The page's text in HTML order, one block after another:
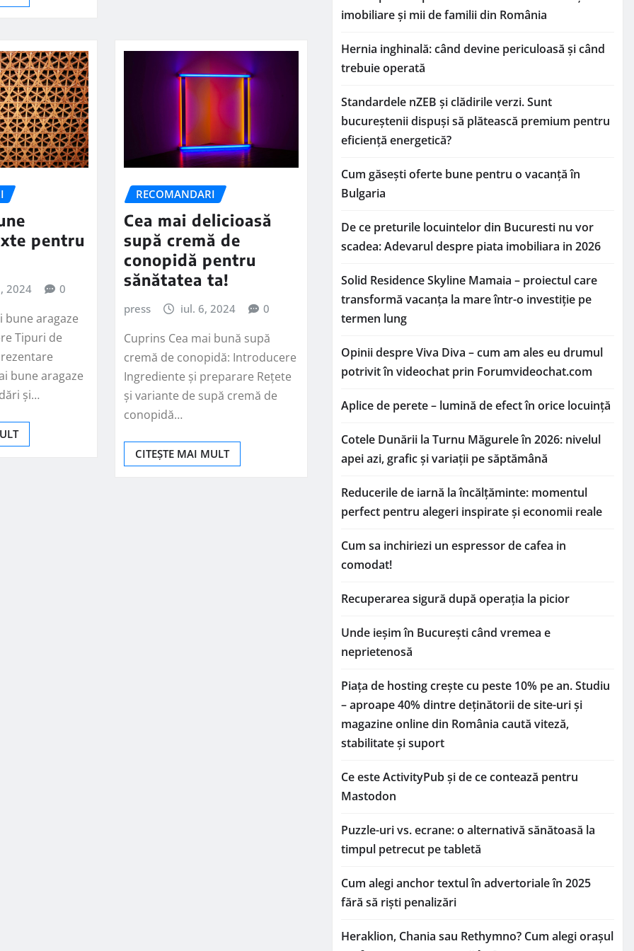
pentru
2024 0
bune aragaze
Tipuri de
bune aragaze
și…
RECOMANDARI
Cea mai delicioasă
supă cremă de
conopidă pentru
sănătatea ta!
press iul. 6, 2024 0
Cuprins Cea mai bună supă
cremă de conopidă: Introducere
Ingrediente și preparare Rețete
și variante de supă cremă de
conopidă…
CITEȘTE MAI MULT
imobiliare și mii de familii din România
Hernia inghinală: când devine periculoasă și când
trebuie operată
Standardele nZEB și clădirile verzi. Sunt
bucureștenii dispuși să plătească premium pentru
eficiență energetică?
Cum găsești oferte bune pentru o vacanță în
Bulgaria
De ce preturile locuintelor din Bucuresti nu vor
scadea: Adevarul despre piata imobiliara in 2026
Solid Residence Skyline Mamaia – proiectul care
transformă vacanța la mare într-o investiție pe
termen lung
Opinii despre Viva Diva – cum am ales eu drumul
potrivit în videochat prin Forumvideochat.com
Aplice de perete – lumină de efect în orice locuință
Cotele Dunării la Turnu Măgurele în 2026: nivelul
apei azi, grafic și variații pe săptămână
Reducerile de iarnă la încălțăminte: momentul
perfect pentru alegeri inspirate și economii reale
Cum sa inchiriezi un espressor de cafea in
comodat!
Recuperarea sigură după operația la picior
Unde ieșim în București când vremea e
neprietenosă
Piața de hosting crește cu peste 10% pe an. Studiu
– aproape 40% dintre deținătorii de site-uri și
magazine online din România caută viteză,
stabilitate și suport
Ce este ActivityPub și de ce contează pentru
Mastodon
Puzzle-uri vs. ecrane: o alternativă sănătoasă la
timpul petrecut pe tabletă
Cum alegi anchor textul în advertoriale în 2025
fără să riști penalizări
Heraklion, Chania sau Rethymno? Cum alegi orașul